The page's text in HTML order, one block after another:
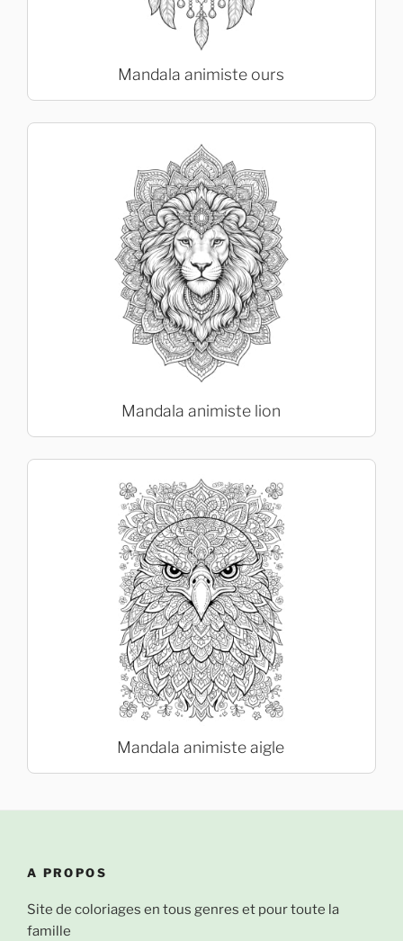
Mandala animiste ours
Mandala animiste lion
Mandala animiste aigle
A PROPOS
Site de coloriages en tous genres et pour toute la
famille